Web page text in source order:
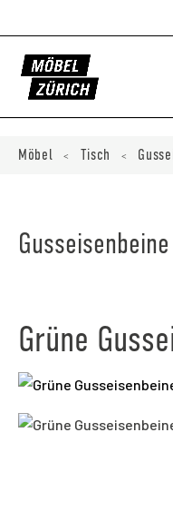
Möbel < Tisch <
Gusseisenbeine
Grüne